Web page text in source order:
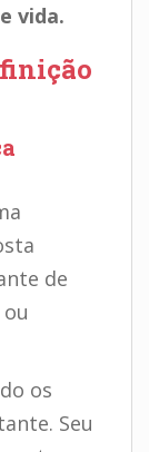
vida.
de
os
Seu